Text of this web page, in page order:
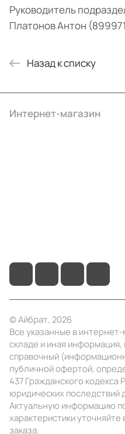
Руководитель
Платонов Антон
Назад к списку
Интернет-магазин
© Айбрат, 2026
Все указанные в
складе и иная
справочный
публичной офертой,
437 Гражданского
юридических последствий
Актуальную информацию
характеристики
заказа.